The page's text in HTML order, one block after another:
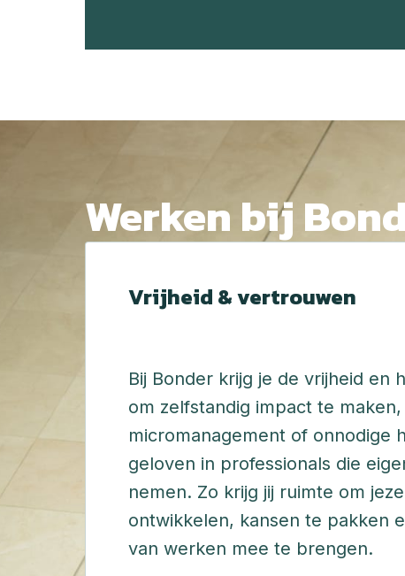
Werken bij
Vrijheid & vertrouwen
Bij Bonder krijg je de vrijheid en
om zelfstandig impact te
micromanagement of onnodige
geloven in professionals die
nemen. Zo krijg jij ruimte om
ontwikkelen, kansen te pakken
van werken mee te brengen.